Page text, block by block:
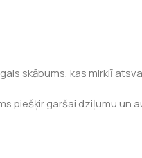
skābums, kas mirklī
piešķir garšai dziļumu un